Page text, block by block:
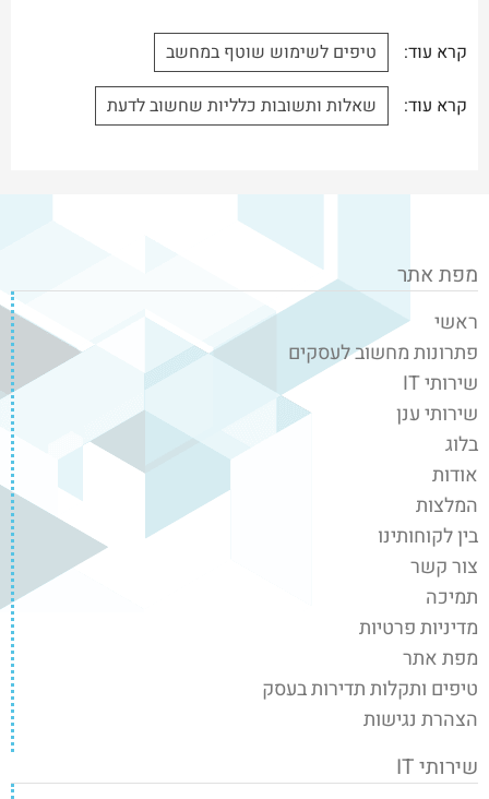
קרא עוד: טיפים לשימוש שוטף במחשב
קרא עוד: שאלות ותשובות כלליות שחשוב לדעת
מפת אתר
ראשי
פתרונות מחשוב לעסקים
שירותי IT
שירותי ענן
בלוג
אודות
המלצות
בין לקוחותינו
צור קשר
תמיכה
מדיניות פרטיות
מפת אתר
טיפים ותקלות תדירות בעסק
הצהרת נגישות
שירותי IT